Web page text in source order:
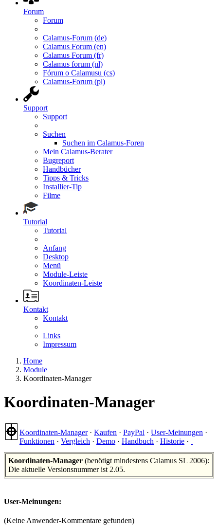
Forum
Forum
Calamus-Forum (de)
Calamus Forum (en)
Calamus Forum (fr)
Calamus forum (nl)
Fórum o Calamusu (cs)
Calamus-Forum (pl)
Support
Support
Suchen
Suchen im Calamus-Foren
Mein Calamus-Berater
Bugreport
Handbücher
Tipps & Tricks
Installier-Tip
Filme
Tutorial
Tutorial
Anfang
Desktop
Menü
Module-Leiste
Koordinaten-Leiste
Kontakt
Kontakt
Links
Impressum
Home
Module
Koordinaten-Manager
Koordinaten-Manager
Koordinaten-Manager· Kaufen · PayPal · User-Meinungen ·
Funktionen · Vergleich · Demo · Handbuch · Historie ·
Koordinaten-Manager (benötigt mindestens Calamus SL 2006):
Die aktuelle Versionsnummer ist 2.05.
User-Meinungen:
(Keine Anwender-Kommentare gefunden)